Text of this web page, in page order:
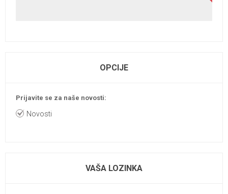
OPCIJE
Prijavite se za naše novosti:
Novosti
VAŠA LOZINKA